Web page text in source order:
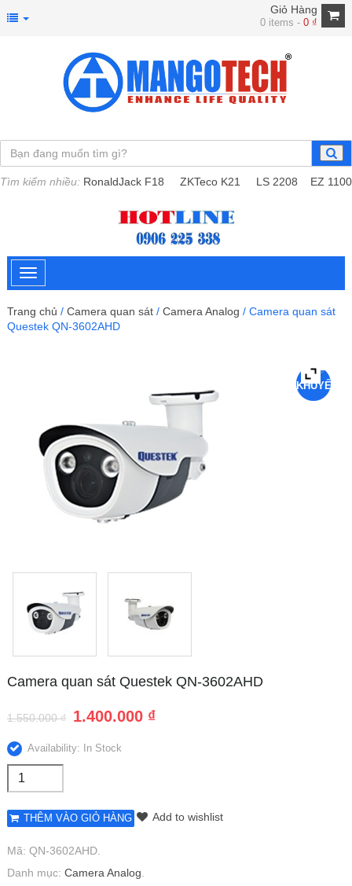
Giỏ Hàng
0 items -0 ₫
Tìm kiếm nhiều: RonaldJack F18 ZKTeco K21 LS 2208 EZ 1100
Trang chủ / Camera quan sát / Camera Analog / Camera quan sát
Questek QN-3602AHD
KHUYẾN
Camera quan sát Questek QN-3602AHD
1.550.000₫ 1.400.000 ₫
Availability: In Stock
THÊM VÀO GIỎ HÀNG Add to wishlist
Mã: QN-3602AHD
Danh mục: Camera Analog